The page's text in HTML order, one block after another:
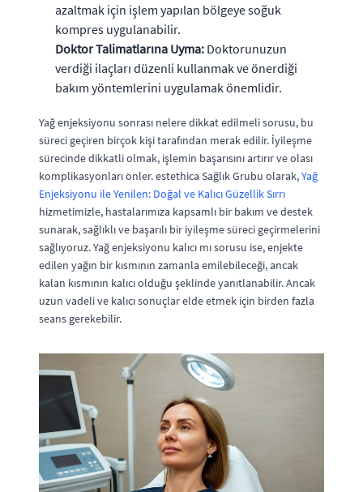
azaltmak için işlem yapılan bölgeye soğuk
kompres uygulanabilir.
Doktor Talimatlarına Uyma: Doktorunuzun
verdiği ilaçları düzenli kullanmak ve önerdiği
bakım yöntemlerini uygulamak önemlidir.
Yağ enjeksiyonu sonrası nelere dikkat edilmeli sorusu, bu
süreci geçiren birçok kişi tarafından merak edilir. İyileşme
sürecinde dikkatli olmak, işlemin başarısını artırır ve olası
komplikasyonları önler. estethica Sağlık Grubu olarak,Yağ
Enjeksiyonu ile Yenilen: Doğal ve Kalıcı Güzellik Sırrı
hizmetimizle, hastalarımıza kapsamlı bir bakım ve destek
sunarak, sağlıklı ve başarılı bir iyileşme süreci geçirmelerini
sağlıyoruz. Yağ enjeksiyonu kalıcı mı sorusu ise, enjekte
edilen yağın bir kısmının zamanla emilebileceği, ancak
kalan kısmının kalıcı olduğu şeklinde yanıtlanabilir. Ancak
uzun vadeli ve kalıcı sonuçlar elde etmek için birden fazla
seans gerekebilir.